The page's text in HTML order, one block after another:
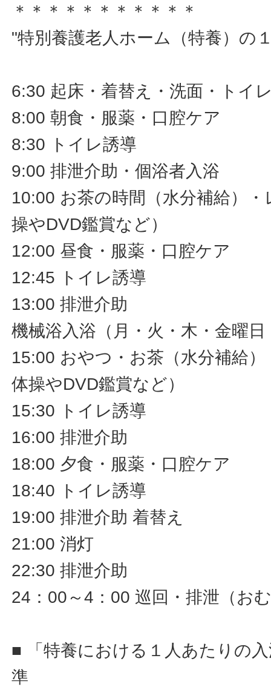
＊＊＊＊＊＊＊＊＊＊＊
"特別養護老人ホーム（特養）の
6:30 起床・着替え・洗面・トイ
8:00 朝食・服薬・口腔ケア
8:30 トイレ誘導
9:00 排泄介助・個浴者入浴
10:00 お茶の時間（水分補給）
操やDVD鑑賞など）
12:00 昼食・服薬・口腔ケア
12:45 トイレ誘導
13:00 排泄介助
機械浴入浴（月・火・木・金曜
15:00 おやつ・お茶（水分補給
体操やDVD鑑賞など）
15:30 トイレ誘導
16:00 排泄介助
18:00 夕食・服薬・口腔ケア
18:40 トイレ誘導
19:00 排泄介助 着替え
21:00 消灯
22:30 排泄介助
24：00～4：00 巡回・排泄（お
■ 「特養における１人あたりの
準